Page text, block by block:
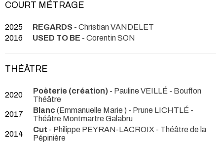
COURT MÉTRAGE
2025 REGARDS - Christian VANDELET
2016
USED TO BE - Corentin SON
THÉÂTRE
2020 Poèterie (création) - Pauline VEILLÉ - Bouffon
Théâtre
2017
Blanc (Emmanuelle Marie ) - Prune LICHTLÉ -
Théâtre Montmartre Galabru
2014
Cut - Philippe PEYRAN-LACROIX - Théâtre de la
Pépinière